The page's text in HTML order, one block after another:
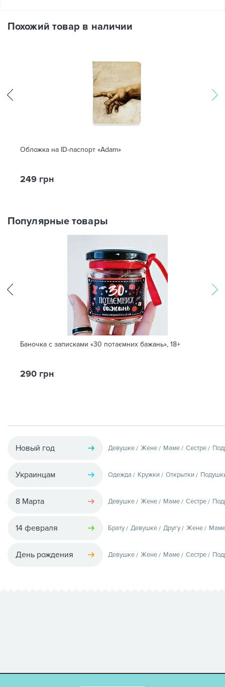
Похожий товар в наличии
Обложка на ID-паспорт «Adam»
249 грн
Популярные товары
Баночка с записками «30 потаємних бажань», 18+
290 грн
Новый год Девушке Жене Маме Сестре
Украинцам Одежда Кружки Открытки
8 Марта Девушке Жене Маме Сестре
14 февраля Брату Девушке Другу Жене Маме
День рождения Девушке Жене Маме Сестре